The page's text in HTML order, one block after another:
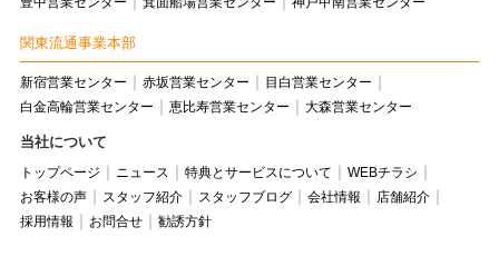
関東流通事業本部
新宿営業センター 赤坂営業センター
目白営業センター
白金高輪営業センター
恵比寿営業センター 大森営業センター
当社について
トップページ ニュース 特典とサービスについて
WEBチラシ
お客様の声
スタッフ紹介 スタッフブログ 会社情報
店舗紹介
採用情報
お問合せ 勧誘方針